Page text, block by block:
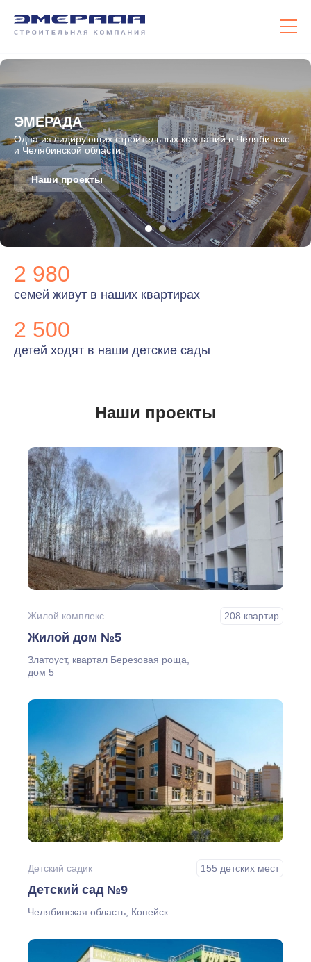
ЭМЕРАДА
Одна из лидирующих строительных компаний в Челябинске
и Челябинской области
Наши проекты
2 980
семей живут в наших квартирах
2 500
детей ходят в наши детские сады
Наши проекты
Жилой комплекс 208 квартир
Жилой дом №5
Златоуст, квартал Березовая роща,
дом 5
Детский садик 155 детских мест
Детский сад №9
Челябинская область, Копейск